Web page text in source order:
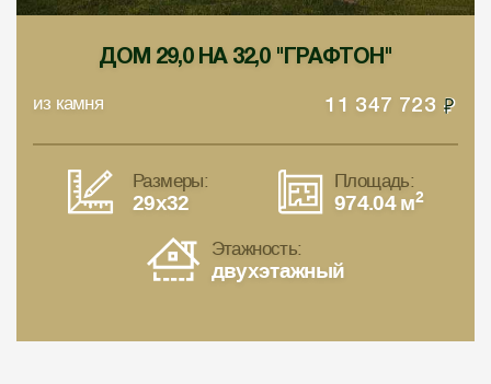
ДОМ 29,0 НА 32,0 "ГРАФТОН"
из камня 11 347 723
Размеры:
29x32
Площадь:
974.04 м2
Этажность:
двухэтажный